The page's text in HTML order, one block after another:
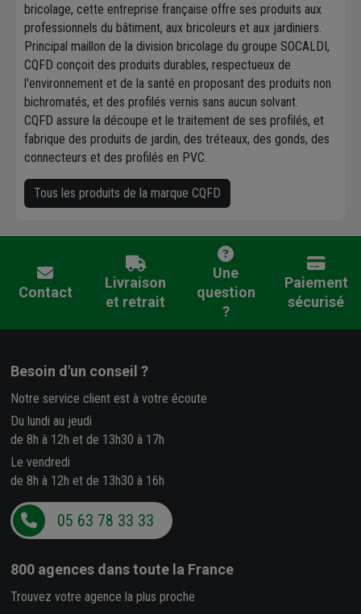
bricolage, cette entreprise française offre ses produits aux
professionnels du bâtiment, aux bricoleurs et aux jardiniers.
Principal maillon de la division bricolage du groupe SOCALDI,
CQFD conçoit des produits durables, respectueux de
l'environnement et de la santé en proposant des produits non
bichromatés, et des profilés vernis sans aucun solvant.
CQFD assure la découpe et le traitement de ses profilés, et
fabrique des produits de jardin, des tréteaux, des gonds, des
connecteurs et des profilés en PVC.
Tous les produits de la marque CQFD
Contact
Livraison
et retrait
Une
question
?
Paiement
sécurisé
Besoin d'un conseil ?
Notre service client est à votre écoute
Du lundi au jeudi
de 8h à 12h et de 13h30 à 17h
Le vendredi
de 8h à 12h et de 13h30 à 16h
05 63 78 33 33
800 agences dans toute la France
Trouvez votre agence la plus proche